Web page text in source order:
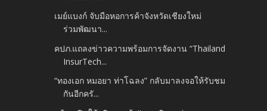
เมย์แบงก์ จับมือหอการค้าจังหวัดเชียงใหม่
ร่วมพัฒนา...
คปภ.แถลงข่าวความพร้อมการจัดงาน “Thailand
InsurTech...
“ทองเอก หมอยา ท่าโฉลง” กลับมาลงจอให้รับชม
กันอีกครั...